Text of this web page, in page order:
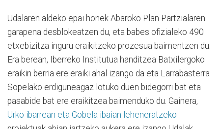
Udalaren aldeko epai honek Abaroko Plan Partzialaren
garapena desblokeatzen du, eta babes ofizialeko 490
etxebizitza inguru eraikitzeko prozesua baimentzen du.
Era berean, Iberreko Institutua handitzea Batxilergoko
eraikin berria ere eraiki ahal izango da eta Larrabasterra
Sopelako erdiguneagaz lotuko duen bidegorri bat eta
pasabide bat ere eraikitzea baimenduko du. Gainera,
Urko ibarrean eta Gobela ibaian leheneratzeko